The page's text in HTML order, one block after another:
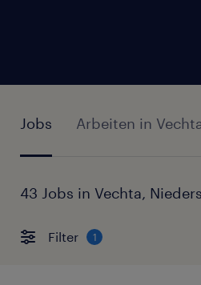
Jobs Arbeiten in
43 Jobs in Vechta,
Filter 1